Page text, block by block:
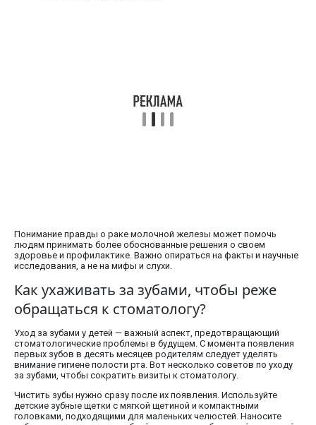
Понимание правды о раке молочной железы может помочь
людям принимать более обоснованные решения о своем
здоровье и профилактике. Важно опираться на факты и научные
исследования, а не на мифы и слухи.
Как ухаживать за зубами, чтобы реже
обращаться к стоматологу?
Уход за зубами у детей — важный аспект, предотвращающий
стоматологические проблемы в будущем. С момента появления
первых зубов в десять месяцев родителям следует уделять
внимание гигиене полости рта. Вот несколько советов по уходу
за зубами, чтобы сократить визиты к стоматологу.
Чистить зубы нужно сразу после их появления. Используйте
детские зубные щетки с мягкой щетиной и компактными
головками, подходящими для маленьких челюстей. Наносите